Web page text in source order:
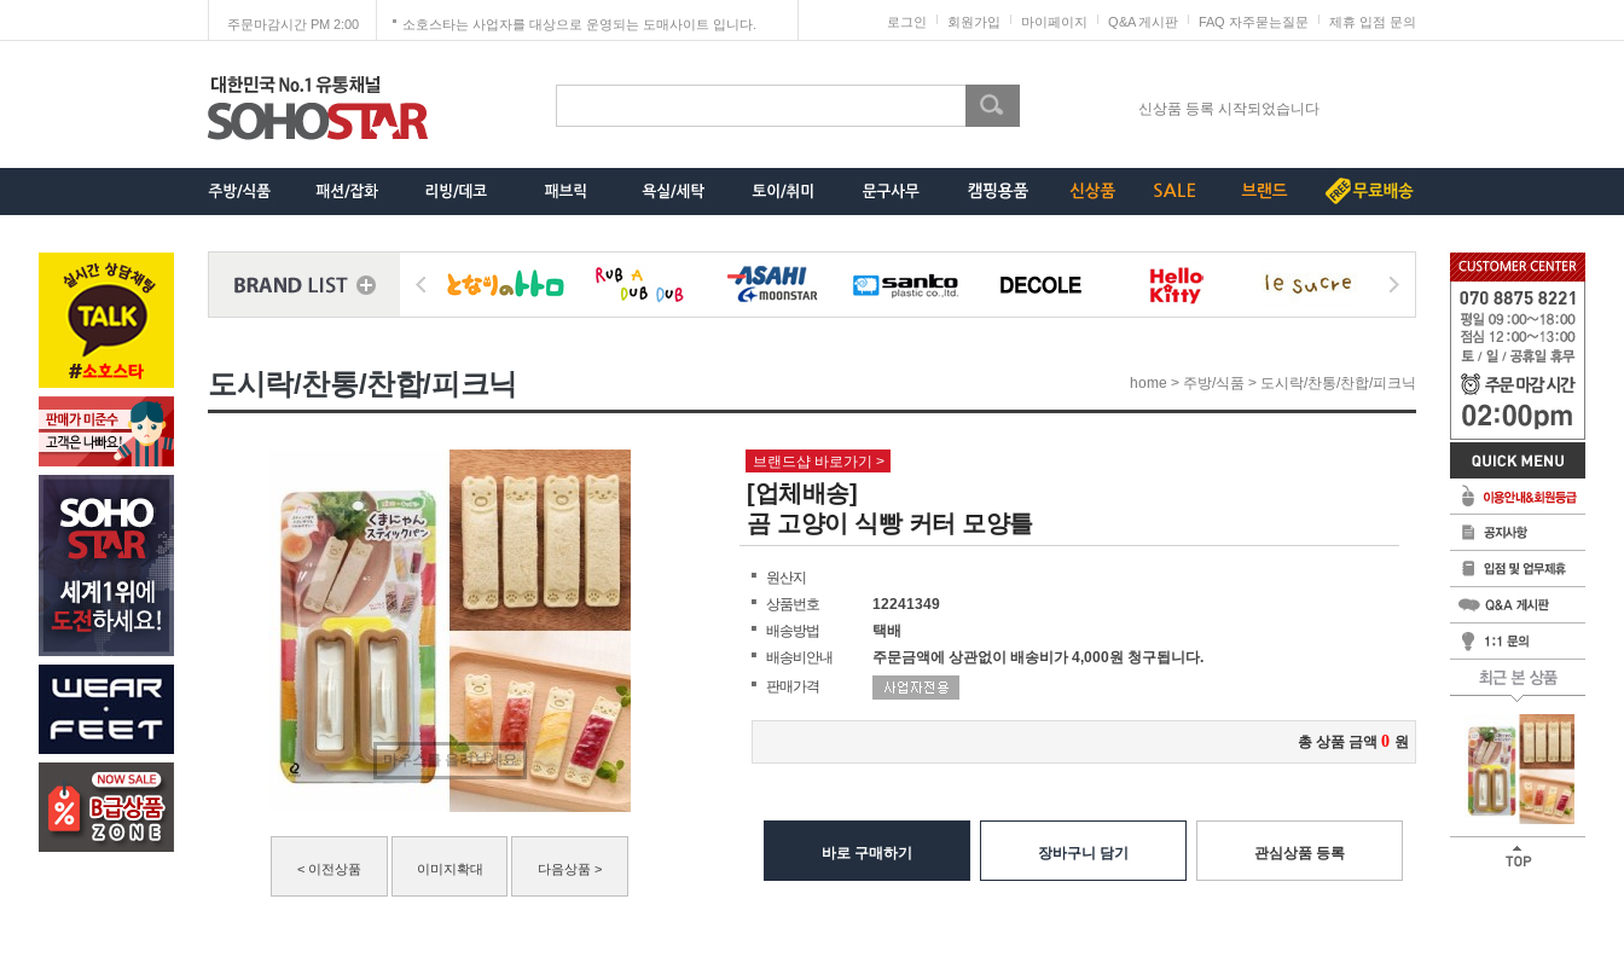
주문마감시간 PM 2:00 소호스타는 사업자를 대상으로 운영되는 도매사이트 입니다. 로그인 회원가입 마이페이지 Q&A 게시판 FAQ 자주묻는질문 제휴 입점 문의
[중요+긴급]특허침해 상품에 대한 삭제요청
신상품 등록 시작되었습니다
계약종료상품(단종) 리스트_230907
도시락/찬통/찬합/피크닉 home > 주방/식품 > 도시락/찬통/찬합/피크닉
마우스를 올려보세요
< 이전상품 이미지확대 다음상품 >
브랜드샵 바로가기 >
[업체배송]
곰 고양이 식빵 커터 모양틀
원산지
상품번호
12241349
배송방법
택배
배송비안내
주문금액에 상관없이 배송비가 4,000원 청구됩니다.
판매가격
총 상품 금액 0 원
바로 구매하기 장바구니 담기 관심상품 등록